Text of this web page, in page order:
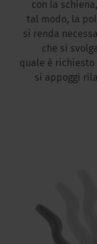
con la
tal modo, la
si renda
che si
quale è richiesto
si appoggi